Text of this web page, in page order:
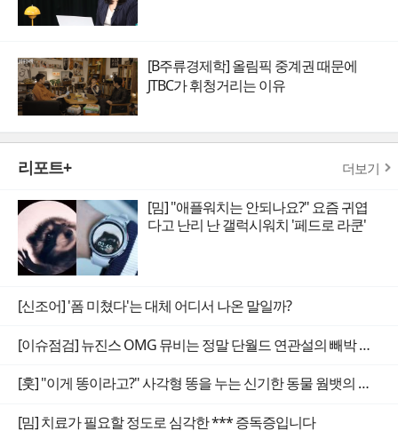
[B주류경제학] 올림픽 중계권 때문에
JTBC가 휘청거리는 이유
리포트+ 더보기
[밈] "애플워치는 안되나요?" 요즘 귀엽
다고 난리 난 갤럭시워치 '페드로 라쿤'
[신조어] '폼 미쳤다'는 대체 어디서 나온 말일까?
[이슈점검] 뉴진스 OMG 뮤비는 정말 단월드 연관설의 빼박 증거일까
[훗] "이게 똥이라고?" 사각형 똥을 누는 신기한 동물 웜뱃의 비밀
[밈] 치료가 필요할 정도로 심각한 *** 증독증입니다